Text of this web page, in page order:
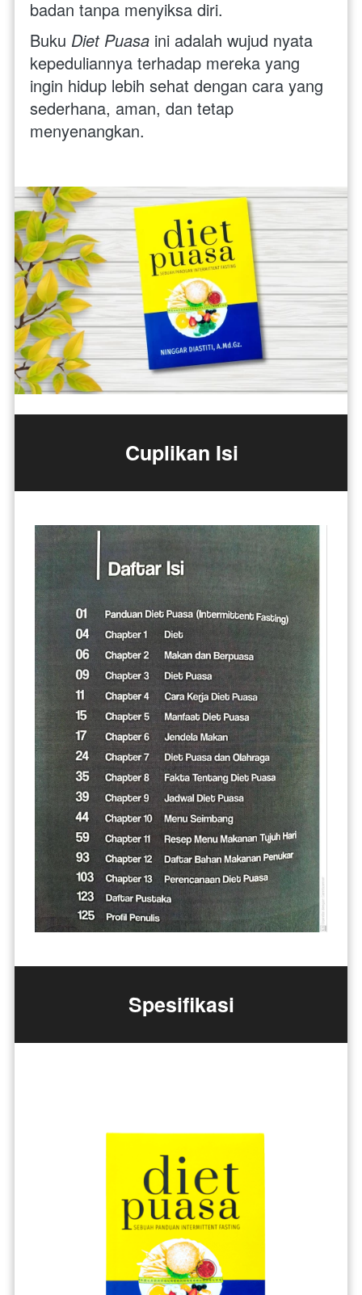
badan tanpa menyiksa diri.
Buku Diet Puasa ini adalah wujud nyata
kepeduliannya terhadap mereka yang
ingin hidup lebih sehat dengan cara yang
sederhana, aman, dan tetap
menyenangkan.
Cuplikan Isi
Spesifikasi